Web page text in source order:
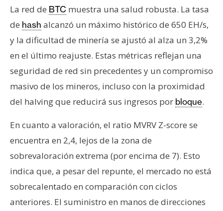
La red de BTC muestra una salud robusta. La tasa
de hash alcanzó un máximo histórico de 650 EH/s,
y la dificultad de minería se ajustó al alza un 3,2%
en el último reajuste. Estas métricas reflejan una
seguridad de red sin precedentes y un compromiso
masivo de los mineros, incluso con la proximidad
del halving que reducirá sus ingresos por bloque.
En cuanto a valoración, el ratio MVRV Z-score se
encuentra en 2,4, lejos de la zona de
sobrevaloración extrema (por encima de 7). Esto
indica que, a pesar del repunte, el mercado no está
sobrecalentado en comparación con ciclos
anteriores. El suministro en manos de direcciones